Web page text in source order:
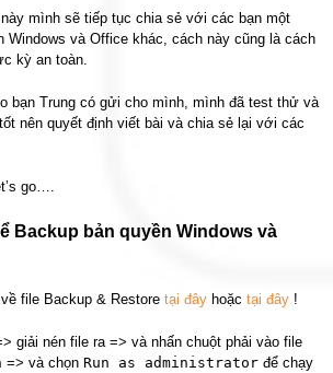
mình sẽ tiếp tục chia sẻ với các bạn một
Windows và Office khác, cách này cũng là cách
kỳ an toàn.
bạn Trung có gửi cho mình, mình đã test thử và
nên quyết định viết bài và chia sẻ lại với các
go….
Backup bản quyền Windows và
file Backup & Restore tại đây hoặc tại đây !
giải nén file ra => và nhấn chuột phải vào file
=> và chọn Run as administrator để chạy